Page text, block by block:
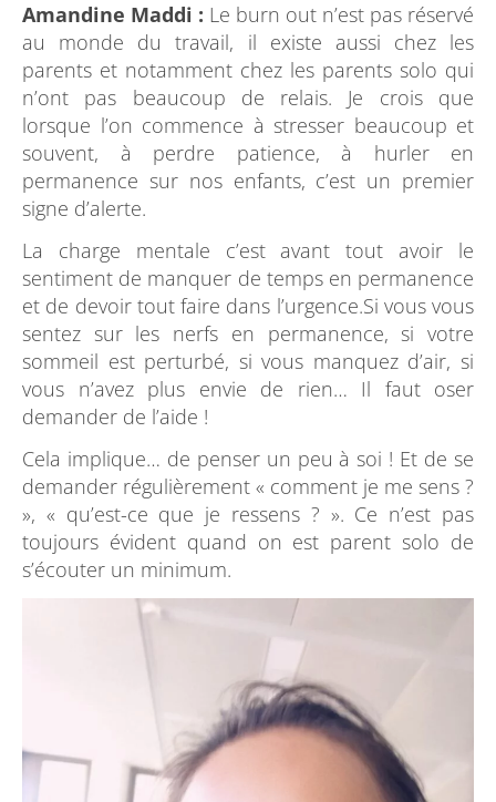
Amandine Maddi : Le burn out n’est pas réservé
au monde du travail, il existe aussi chez les
parents et notamment chez les parents solo qui
n’ont pas beaucoup de relais. Je crois que
lorsque l’on commence à stresser beaucoup et
souvent, à perdre patience, à hurler en
permanence sur nos enfants, c’est un premier
signe d’alerte.
La charge mentale c’est avant tout avoir le
sentiment de manquer de temps en permanence
et de devoir tout faire dans l’urgence.Si vous vous
sentez sur les nerfs en permanence, si votre
sommeil est perturbé, si vous manquez d’air, si
vous n’avez plus envie de rien… Il faut oser
demander de l’aide !
Cela implique… de penser un peu à soi ! Et de se
demander régulièrement « comment je me sens ?
», « qu’est-ce que je ressens ? ». Ce n’est pas
toujours évident quand on est parent solo de
s’écouter un minimum.